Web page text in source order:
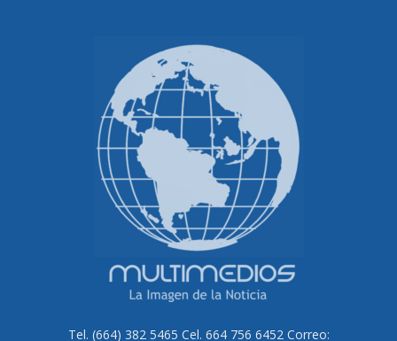
Tel. (664) 382 5465 Cel. 664 756 6452 Correo: